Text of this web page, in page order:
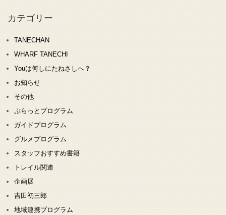
カテゴリー
TANECHAN
WHARF TANECHI
Youは何しにたねさしへ？
お知らせ
その他
ぷらっとプログラム
ガイドプログラム
グルメプログラム
スタッフおすすめ書籍
トレイル関連
企画展
吉田初三郎
地域連携プログラム